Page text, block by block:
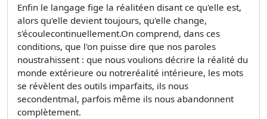
Enfin le langage fige la réalitéen disant ce qu'elle est,
alors qu'elle devient toujours, qu'elle change,
s'écoulecontinuellement.On comprend, dans ces
conditions, que l'on puisse dire que nos paroles
noustrahissent : que nous voulions décrire la réalité du
monde extérieure ou notreréalité intérieure, les mots
se révèlent des outils imparfaits, ils nous
secondentmal, parfois même ils nous abandonnent
complètement.